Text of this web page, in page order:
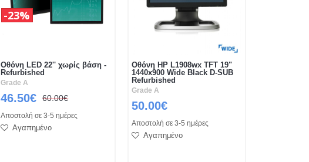
Οθόνη LED 22'' χωρίς βάση -
Refurbished
Grade A
46.50€ 60.00€
23%
Αποστολή σε 3-5 ημέρες
Αγαπημένο
Οθόνη HP L1908wx TFT 19"
1440x900 Wide Black D-SUB
Refurbished
Grade A
50.00€
Αποστολή σε 3-5 ημέρες
Αγαπημένο